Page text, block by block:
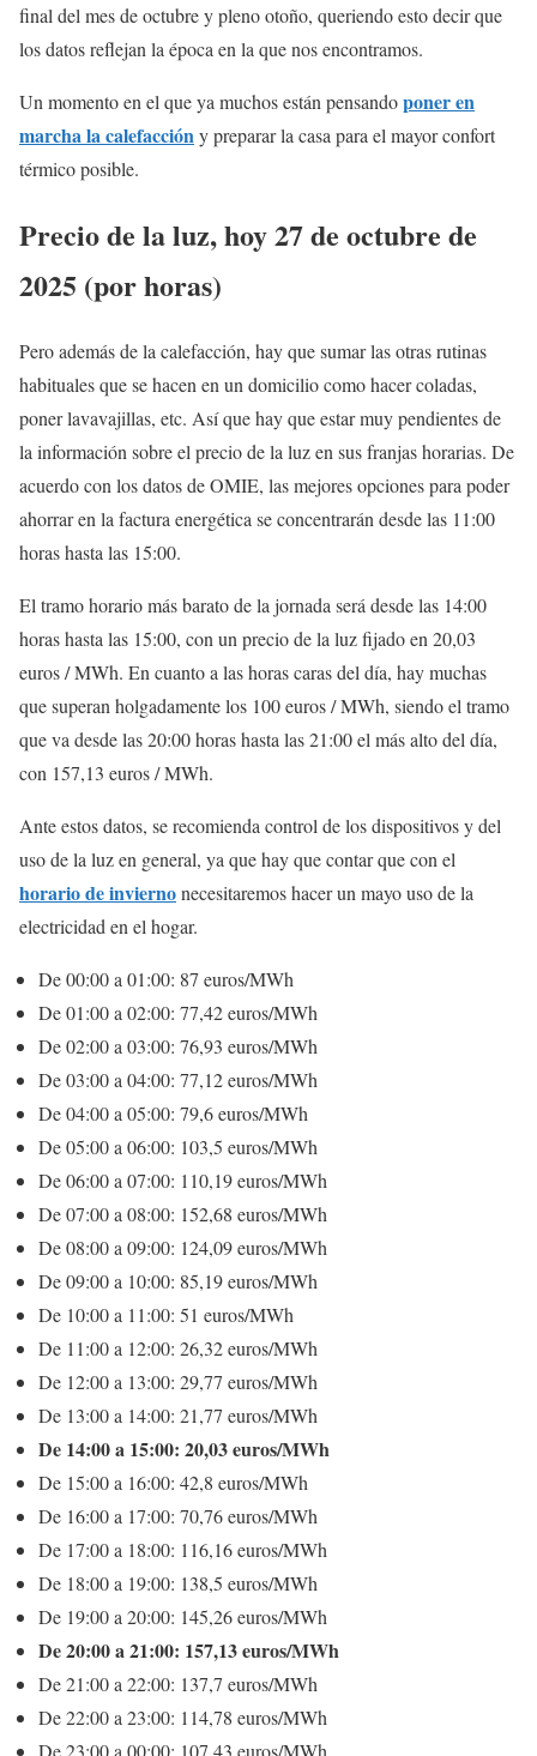
final del mes de octubre y pleno otoño, queriendo esto decir que
los datos reflejan la época en la que nos encontramos.
Un momento en el que ya muchos están pensandoponer en
marcha la calefaccióny preparar la casa para el mayor confort
térmico posible.
Precio de la luz, hoy 27 de octubre de
2025 (por horas)
Pero además de la calefacción, hay que sumar las otras rutinas
habituales que se hacen en un domicilio como hacer coladas,
poner lavavajillas, etc. Así que hay que estar muy pendientes de
la información sobre el precio de la luz en sus franjas horarias. De
acuerdo con los datos de OMIE, las mejores opciones para poder
ahorrar en la factura energética se concentrarán desde las 11:00
horas hasta las 15:00.
El tramo horario más barato de la jornada será desde las 14:00
horas hasta las 15:00, con un precio de la luz fijado en 20,03
euros / MWh. En cuanto a las horas caras del día, hay muchas
que superan holgadamente los 100 euros / MWh, siendo el tramo
que va desde las 20:00 horas hasta las 21:00 el más alto del día,
con 157,13 euros / MWh.
Ante estos datos, se recomienda control de los dispositivos y del
uso de la luz en general, ya que hay que contar que con el
horario de inviernonecesitaremos hacer un mayo uso de la
electricidad en el hogar.
De 00:00 a 01:00: 87 euros/MWh
De 01:00 a 02:00: 77,42 euros/MWh
De 02:00 a 03:00: 76,93 euros/MWh
De 03:00 a 04:00: 77,12 euros/MWh
De 04:00 a 05:00: 79,6 euros/MWh
De 05:00 a 06:00: 103,5 euros/MWh
De 06:00 a 07:00: 110,19 euros/MWh
De 07:00 a 08:00: 152,68 euros/MWh
De 08:00 a 09:00: 124,09 euros/MWh
De 09:00 a 10:00: 85,19 euros/MWh
De 10:00 a 11:00: 51 euros/MWh
De 11:00 a 12:00: 26,32 euros/MWh
De 12:00 a 13:00: 29,77 euros/MWh
De 13:00 a 14:00: 21,77 euros/MWh
De 14:00 a 15:00: 20,03 euros/MWh
De 15:00 a 16:00: 42,8 euros/MWh
De 16:00 a 17:00: 70,76 euros/MWh
De 17:00 a 18:00: 116,16 euros/MWh
De 18:00 a 19:00: 138,5 euros/MWh
De 19:00 a 20:00: 145,26 euros/MWh
De 20:00 a 21:00: 157,13 euros/MWh
De 21:00 a 22:00: 137,7 euros/MWh
De 22:00 a 23:00: 114,78 euros/MWh
De 23:00 a 00:00: 107,43 euros/MWh